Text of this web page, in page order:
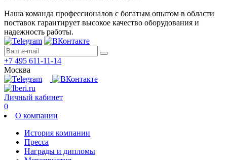
Наша команда профессионалов с богатым опытом в области
поставок гарантирует высокое качество оборудования и
надежность работы.
+7 495 611-11-14
Москва
Личный кабинет
0
О компании
История компании
Пресса
Награды и дипломы